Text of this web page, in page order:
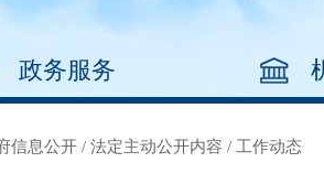
政务服务
信息公开 / 法定主动公开内容 / 工作动态